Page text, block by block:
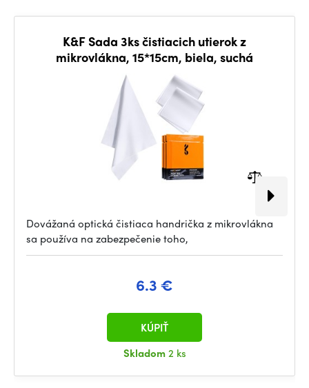
K&F Sada 3ks čistiacich utierok z
mikrovlákna, 15*15cm, biela, suchá
Dovážaná optická čistiaca handrička z mikrovlákna
sa používa na zabezpečenie toho,
6.3 €
Skladom2 ks
KÚPIŤ